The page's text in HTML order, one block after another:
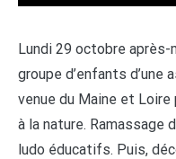
Lundi 29 octobre après-
groupe d’enfants d’une
venue du Maine et
à la nature. Ramassage
ludo éducatifs. Puis,